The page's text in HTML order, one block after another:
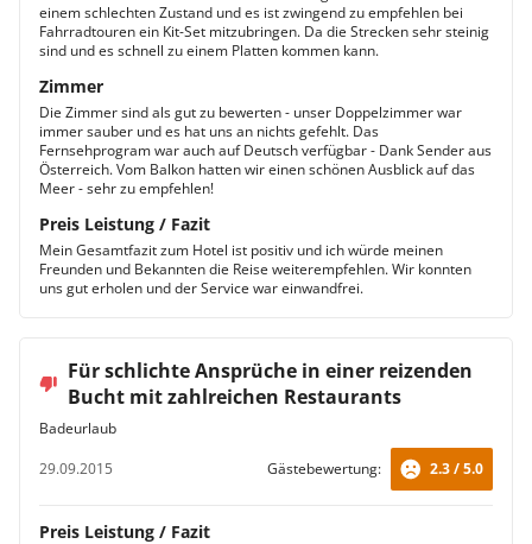
einem schlechten Zustand und es ist zwingend zu empfehlen bei
Fahrradtouren ein Kit-Set mitzubringen. Da die Strecken sehr steinig
sind und es schnell zu einem Platten kommen kann.
Zimmer
Die Zimmer sind als gut zu bewerten - unser Doppelzimmer war
immer sauber und es hat uns an nichts gefehlt. Das
Fernsehprogram war auch auf Deutsch verfügbar - Dank Sender aus
Österreich. Vom Balkon hatten wir einen schönen Ausblick auf das
Meer - sehr zu empfehlen!
Preis Leistung / Fazit
Mein Gesamtfazit zum Hotel ist positiv und ich würde meinen
Freunden und Bekannten die Reise weiterempfehlen. Wir konnten
uns gut erholen und der Service war einwandfrei.
Für schlichte Ansprüche in einer reizenden
Bucht mit zahlreichen Restaurants
Badeurlaub
29.09.2015
Gästebewertung: 2.3 / 5.0
Preis Leistung / Fazit